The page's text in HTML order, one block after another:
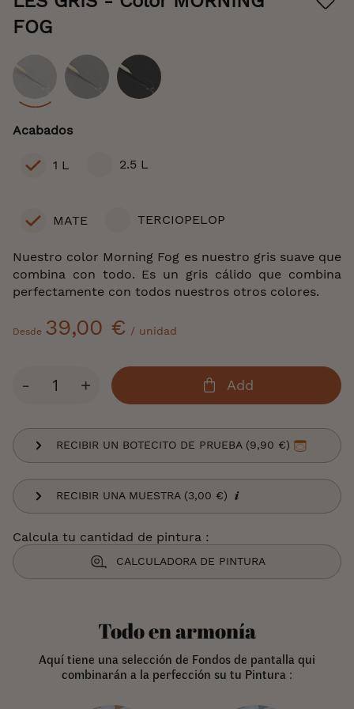
FOG
Color
Acabados
1 L 2.5 L
MATE TERCIOPELOP
Nuestro color Morning Fog es nuestro gris suave que
combina con todo. Es un gris cálido que combina
perfectamente con todos nuestros otros colores.
Desde 39,00 € / unidad
Cantidad
- + Add
RECIBIR UN BOTECITO DE PRUEBA (9,90 €)
RECIBIR UNA MUESTRA (3,00 €)
Calcula tu cantidad de pintura :
CALCULADORA DE PINTURA
beginning
the
gallery
Todo en armonía
Aquí tiene una selección de Fondos de pantalla qui
combinarán a la perfección su tu Pintura :